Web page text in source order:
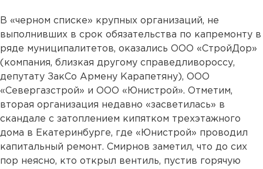
В «черном списке» крупных организаций, не
выполнивших в срок обязательства по капремонту в
ряде муниципалитетов, оказались ООО «СтройДор»
(компания, близкая другому справедливороссу,
депутату ЗакСо Армену Карапетяну), ООО
«Севергазстрой» и ООО «Юнистрой». Отметим,
вторая организация недавно «засветилась» в
скандале с затоплением кипятком трехэтажного
дома в Екатеринбурге, где «Юнистрой» проводил
капитальный ремонт. Смирнов заметил, что до сих
пор неясно, кто открыл вентиль, пустив горячую